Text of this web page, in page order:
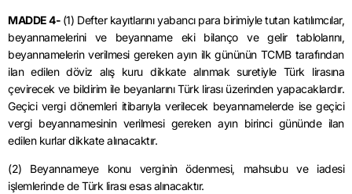
MADDE 4- (1) Defter kayıtlarını yabancı para birimiyle tutan katılımcılar,
beyannamelerini ve beyanname eki bilanço ve gelir tablolarını,
beyannamelerin verilmesi gereken ayın ilk gününün TCMB tarafından
ilan edilen döviz alış kuru dikkate alınmak suretiyle Türk lirasına
çevirecek ve bildirim ile beyanlarını Türk lirası üzerinden yapacaklardır.
Geçici vergi dönemleri itibarıyla verilecek beyannamelerde ise geçici
vergi beyannamesinin verilmesi gereken ayın birinci gününde ilan
edilen kurlar dikkate alınacaktır.
(2) Beyannameye konu verginin ödenmesi, mahsubu ve iadesi
işlemlerinde de Türk lirası esas alınacaktır.